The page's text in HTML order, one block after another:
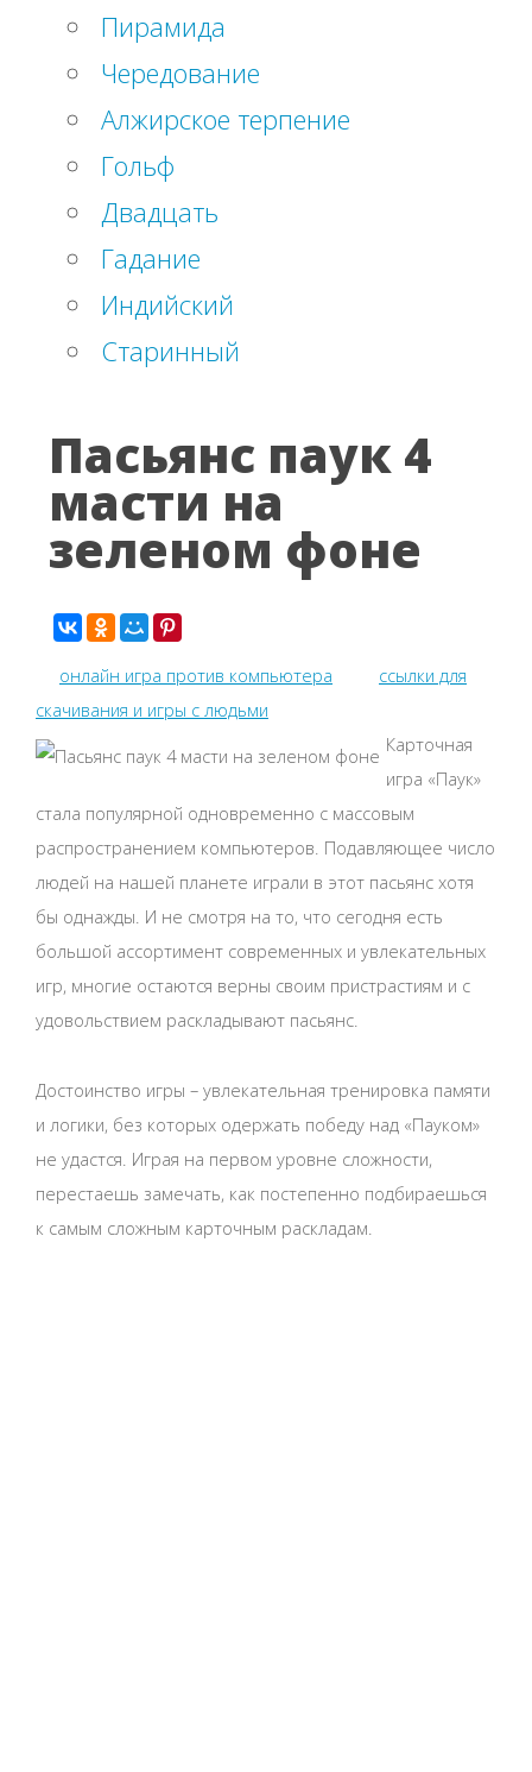
Пирамида
Чередование
Алжирское терпение
Гольф
Двадцать
Гадание
Индийский
Старинный
Пасьянс паук 4
масти на
зеленом фоне
онлайн игра против компьютера
ссылки для
скачивания и игры с людьми
Карточная
игра «Паук»
стала популярной одновременно с массовым
распространением компьютеров. Подавляющее число
людей на нашей планете играли в этот пасьянс хотя
бы однажды. И не смотря на то, что сегодня есть
большой ассортимент современных и увлекательных
игр, многие остаются верны своим пристрастиям и с
удовольствием раскладывают пасьянс.
Достоинство игры – увлекательная тренировка памяти
и логики, без которых одержать победу над «Пауком»
не удастся. Играя на первом уровне сложности,
перестаешь замечать, как постепенно подбираешься
к самым сложным карточным раскладам.